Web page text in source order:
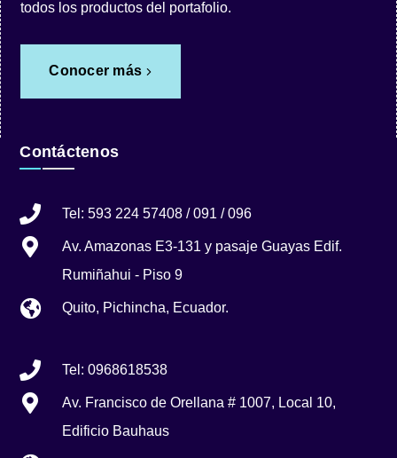
todos los productos del portafolio.
Conocer más
Contáctenos
Tel: 593 224 57408 / 091 / 096
Av. Amazonas E3-131 y pasaje Guayas Edif.
Rumiñahui - Piso 9
Quito, Pichincha, Ecuador.
Tel: 0968618538
Av. Francisco de Orellana # 1007, Local 10,
Edificio Bauhaus